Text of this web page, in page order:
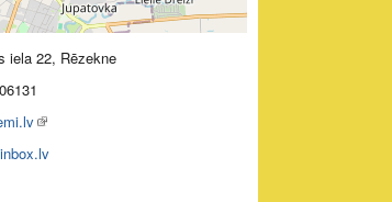
iela 22, Rēzekne